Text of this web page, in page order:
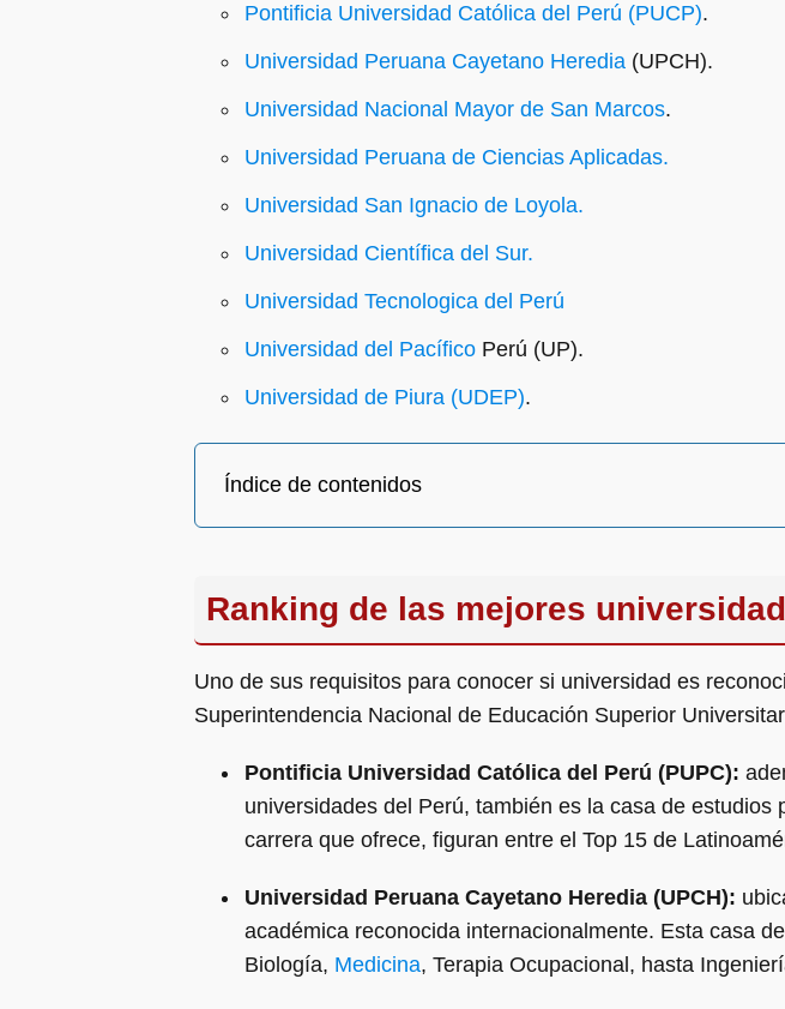
Pontificia Universidad Católica del Perú (PUCP).
Universidad Peruana Cayetano Heredia (UPCH).
Universidad Nacional Mayor de San Marcos.
Universidad Peruana de Ciencias Aplicadas.
Universidad San Ignacio de Loyola.
Universidad Científica del Sur.
Universidad Tecnologica del Perú
Universidad del Pacífico Perú (UP).
Universidad de Piura (UDEP).
Índice de contenidos
Ranking de las mejores
Uno de sus requisitos para conocer si universidad es
Superintendencia Nacional de Educación Superior
Pontificia Universidad Católica del Perú (PUPC):
universidades del Perú, también es la casa de
carrera que ofrece, figuran entre el Top 15 de
Universidad Peruana Cayetano Heredia (UPCH):
académica reconocida internacionalmente. Esta casa
Biología, Medicina, Terapia Ocupacional, hasta